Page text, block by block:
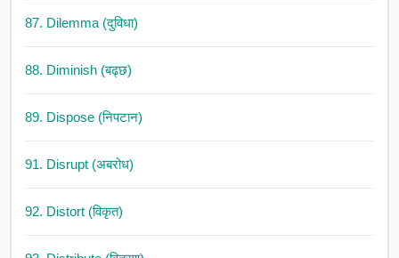
87. Dilemma (दुविधा)
88. Diminish (बढ्छ)
89. Dispose (निपटान)
91. Disrupt (अबरोध)
92. Distort (विकृत)